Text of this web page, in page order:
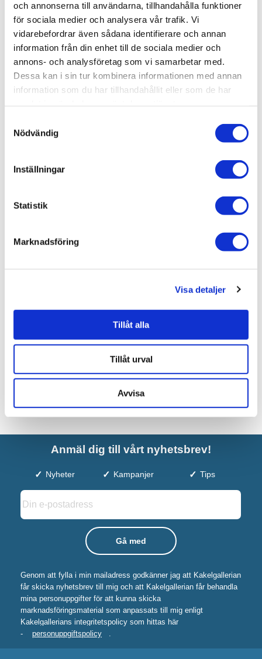
och annonserna till användarna, tillhandahålla funktioner
för sociala medier och analysera vår trafik. Vi
vidarebefordrar även sådana identifierare och annan
information från din enhet till de sociala medier och
annons- och analysföretag som vi samarbetar med.
Dessa kan i sin tur kombinera informationen med annan
information som du har tillhandahållit eller som de har
Nödvändig
Inställningar
Statistik
Marknadsföring
Visa detaljer
Tillåt alla
Tillåt urval
Avvisa
Dokument
Tapwell/dokument/Teknisk ritning () 9420670-TW-1.pdf
Relaterade kategorier
Varumärken /Tapwell
Bad & kök
Bad & kök / Kök & tvättstuga /
Diskbänk & diskho
Tapwell Diskho 8040
7.995 kr
5.508 kr JUST NU!
Anmäl dig till vårt nyhetsbrev!
Nyheter Kampanjer Tips
Genom att fylla i min mailadress godkänner jag att Kakelgallerian
får skicka nyhetsbrev till mig och att Kakelgallerian får behandla
mina personuppgifter för att kunna skicka
marknadsföringsmaterial som anpassats till mig enligt
Kakelgallerians integritetspolicy som hittas här
-
personuppgiftspolicy